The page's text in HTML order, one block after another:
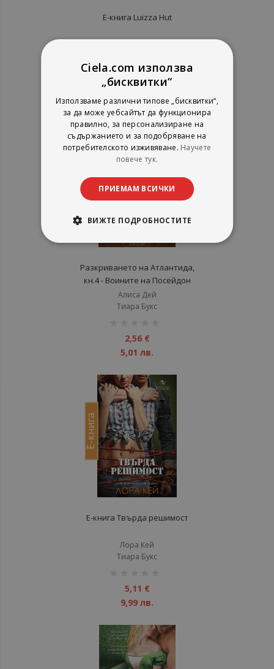
Е-книга Luizza Hut
рейтинг:
1%
5,11 €
9,99 лв.
Разкриването на Атлантида,
кн.4 - Воините на Посейдон
Алиса Дей
Тиара Букс
2,56 €
5,01 лв.
Е-книга
Е-книга Твърда решимост
Лора Кей
Тиара Букс
5,11 €
9,99 лв.
Ciela.com използва
„бисквитки“
Използваме различни типове „бисквитки“,
за да може уебсайтът да функционира
правилно, за персонализиране на
съдържанието и за подобряване на
потребителското изживяване. Научете
повече тук.
ПРИЕМАМ ВСИЧКИ
ВИЖТЕ ПОДРОБНОСТИТЕ